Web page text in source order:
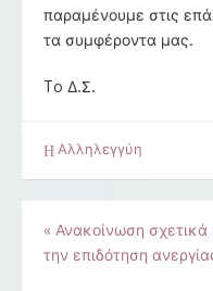
παραμένουμε στις
τα συμφέροντα μας.
To Δ.Σ.
Αλληλεγγύη
Πλοήγηση
άρθρων
« Ανακοίνωση σχετικά
την επιδότηση